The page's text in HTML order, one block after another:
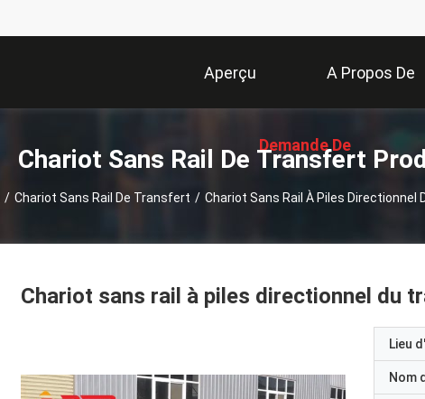
Aperçu A Propos De
Nous
Demande De
Chariot Sans Rail De Transfert
/ Chariot Sans Rail De Transfert / Chariot Sans Rail À Piles Directionnel
Chariot sans rail à piles directionnel du
Lieu
Nom